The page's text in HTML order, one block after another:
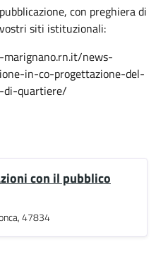
con preghiera di
siti istituzionali:
news-
in-co-progettazione-del-
di-quartiere/
con il pubblico
47834